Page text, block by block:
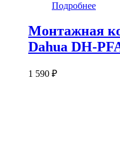
Подробнее
Монтажная
Dahua DH-
1 590 ₽